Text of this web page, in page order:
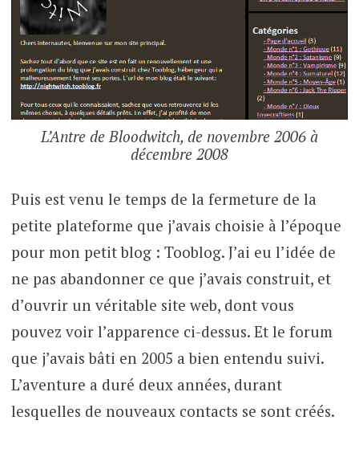
L’Antre de Bloodwitch, de novembre 2006 à
décembre 2008
Puis est venu le temps de la fermeture de la
petite plateforme que j’avais choisie à l’époque
pour mon petit blog : Tooblog. J’ai eu l’idée de
ne pas abandonner ce que j’avais construit, et
d’ouvrir un véritable site web, dont vous
pouvez voir l’apparence ci-dessus. Et le forum
que j’avais bâti en 2005 a bien entendu suivi.
L’aventure a duré deux années, durant
lesquelles de nouveaux contacts se sont créés.